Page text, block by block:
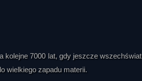
kolejne 7000 lat, gdy jeszcze wszechświat
wielkiego zapadu materii.